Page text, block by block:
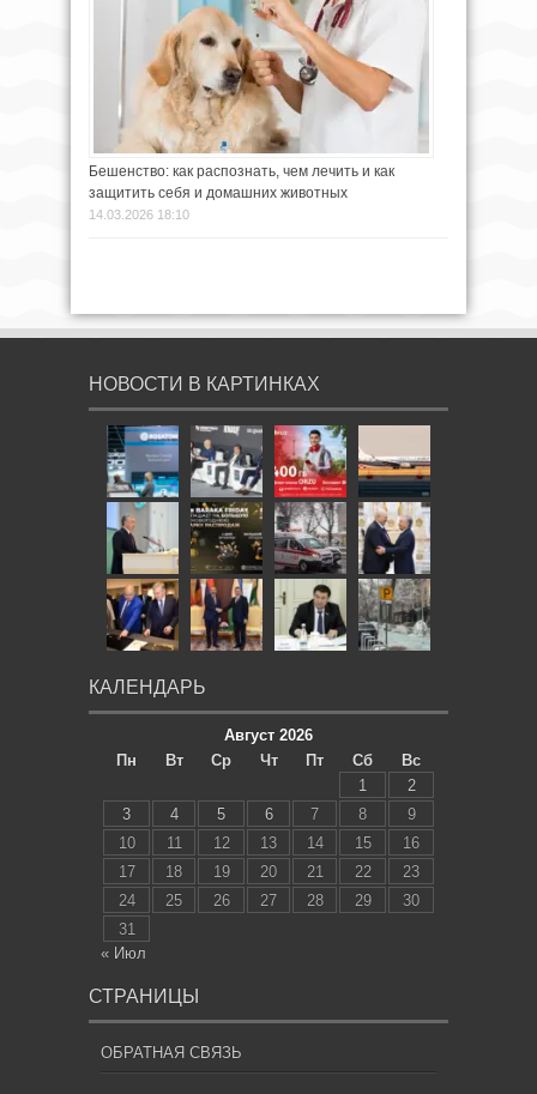
Бешенство: как распознать, чем лечить и как
защитить себя и домашних животных
14.03.2026 18:10
НОВОСТИ В КАРТИНКАХ
КАЛЕНДАРЬ
Август 2026
Пн
Вт Ср Чт Пт Сб
Вс
1
2
3
4 5 6 7 8
9
10
11 12 13 14 15
16
17
18 19 20 21 22
23
24
25 26 27 28 29
30
31
« Июл
СТРАНИЦЫ
ОБРАТНАЯ СВЯЗЬ